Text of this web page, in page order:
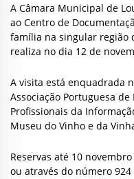
Camilo
Alves
A Câmara Municipal de
ao Centro de
família na singular região
realiza no dia 12 de
A visita está enquadrada
Associação Portuguesa
Profissionais da
Museu do Vinho e da
Reservas até 10
ou através do número 924